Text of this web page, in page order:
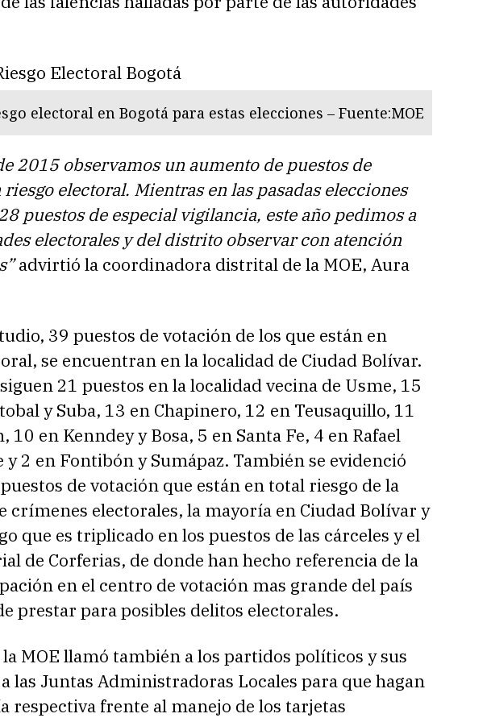
electoral en Bogotá para estas elecciones – Fuente:MOE
2015 observamos un aumento de puestos de
electoral. Mientras en las pasadas elecciones
puestos de especial vigilancia, este año pedimos a
electorales y del distrito observar con atención
advirtió la coordinadora distrital de la MOE, Aura
39 puestos de votación de los que están en
se encuentran en la localidad de Ciudad Bolívar.
21 puestos en la localidad vecina de Usme, 15
y Suba, 13 en Chapinero, 12 en Teusaquillo, 11
10 en Kenndey y Bosa, 5 en Santa Fe, 4 en Rafael
2 en Fontibón y Sumápaz. También se evidenció
de votación que están en total riesgo de la
crímenes electorales, la mayoría en Ciudad Bolívar y
que es triplicado en los puestos de las cárceles y el
de Corferias, de donde han hecho referencia de la
en el centro de votación mas grande del país
prestar para posibles delitos electorales.
MOE llamó también a los partidos políticos y sus
las Juntas Administradoras Locales para que hagan
respectiva frente al manejo de los tarjetas